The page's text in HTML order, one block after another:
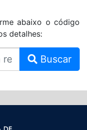
abaixo o código
detalhes:
Buscar